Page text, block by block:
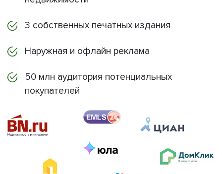
3 собственных печатных издания
Наружная и офлайн реклама
50 млн аудитория потенциальных
покупателей